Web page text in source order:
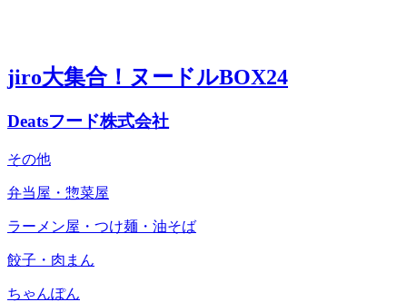
jiro大集合！ヌードルBOX24
Deatsフード株式会社
その他
弁当屋・惣菜屋
ラーメン屋・つけ麺・油そば
餃子・肉まん
ちゃんぽん